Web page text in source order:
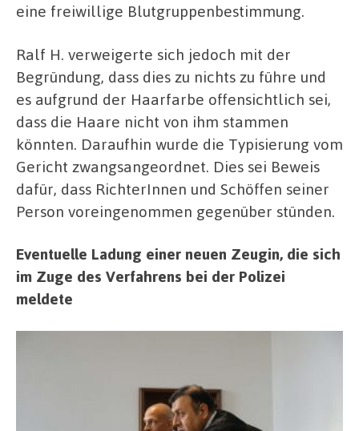
eine freiwillige Blutgruppenbestimmung.
Ralf H. verweigerte sich jedoch mit der
Begründung, dass dies zu nichts zu führe und
es aufgrund der Haarfarbe offensichtlich sei,
dass die Haare nicht von ihm stammen
könnten. Daraufhin wurde die Typisierung vom
Gericht zwangsangeordnet. Dies sei Beweis
dafür, dass RichterInnen und Schöffen seiner
Person voreingenommen gegenüber stünden.
Eventuelle Ladung einer neuen Zeugin, die sich
im Zuge des Verfahrens bei der Polizei
meldete